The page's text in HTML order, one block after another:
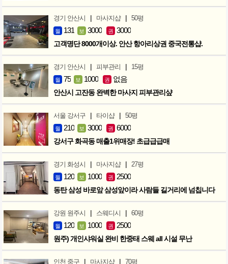
경기 안산시 | 마사지샵 | 50평
월 131 보 3000 권 3000
고객명단 8000개이상. 안산 항아리상권 중국전통샵.
경기 안산시 | 피부관리 | 15평
월 75 보 1000 권 없음
안산시 고잔동 완벽한 마사지 피부관리샾
서울 강서구 | 타이샵 | 50평
월 210 보 3000 권 6000
강서구 화곡동 매출1위매장! 초급급급매
경기 화성시 | 마사지샵 | 27평
월 120 보 1000 권 2500
동탄 삼성 바로앞 삼성앞이라 사람들 길거리에 넘칩니다
강원 원주시 | 스웨디시 | 60평
월 120 보 1000 권 2500
원주) 개인샤워실 완비 한중태 스웨 all 시설 무난
인천 중구 | 마사지샵 | 70평